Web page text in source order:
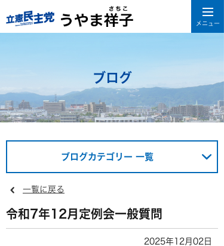
ブログ
ブログカテゴリー 一覧
一覧に戻る
令和7年12月定例会一般質問
2025年12月02日